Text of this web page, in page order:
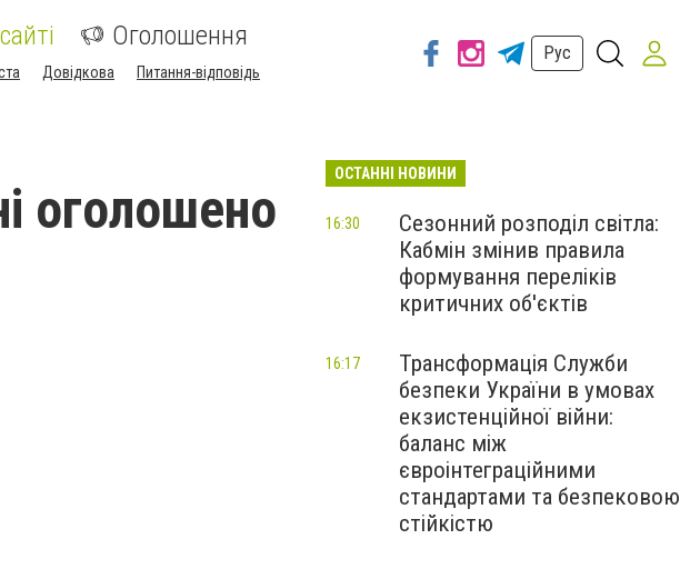
Оголошення
Довідкова Питання-відповідь
Рус
оголошено
ОСТАННІ НОВИНИ
Сезонний розподіл світла:
Кабмін змінив правила
формування переліків
критичних об'єктів
16:30
Трансформація Служби
безпеки України в умовах
екзистенційної війни:
баланс між
євроінтеграційними
стандартами та безпековою
стійкістю
16:17